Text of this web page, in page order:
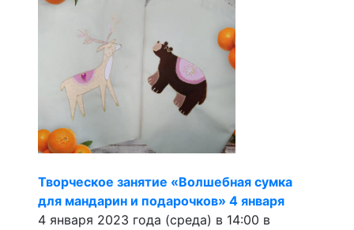
Творческое занятие «Волшебная сумка
для мандарин и подарочков» 4 января
4 января 2023 года (среда) в 14:00 в